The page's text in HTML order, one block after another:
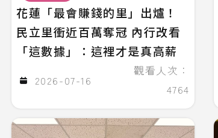
花蓮「最會賺錢的里」出爐！
民立里衝近百萬奪冠 內行改看
「這數據」：這裡才是真高薪
2026-07-16
觀看人次：
4764